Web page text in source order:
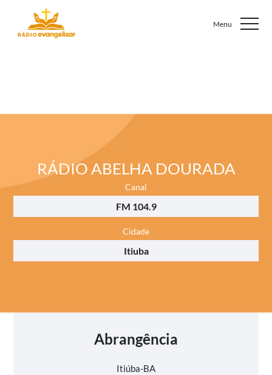
RÁDIO ABELHA DOURADA
Canal
FM 104.9
Cidade
Itiuba
Abrangência
Itiúba-BA